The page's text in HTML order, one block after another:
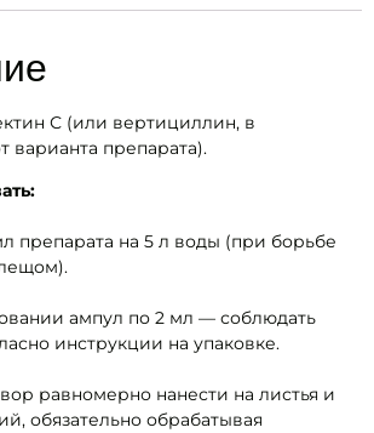
С (или вертициллин, в
варианта препарата).
препарата на 5 л воды (при борьбе
ампул по 2 мл — соблюдать
инструкции на упаковке.
равномерно нанести на листья и
обязательно обрабатывая